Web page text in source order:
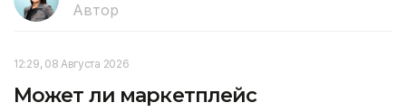
Автор
12:29, 08 Августа 2026
Может ли маркетплейс